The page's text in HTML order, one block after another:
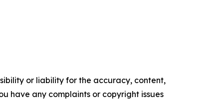
or liability for the accuracy, content,
have any complaints or copyright issues